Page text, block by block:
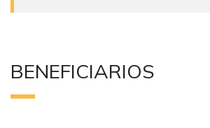
BENEFICIARIOS